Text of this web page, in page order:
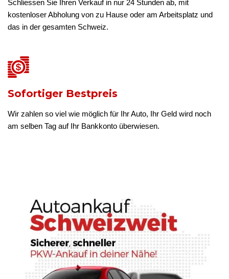
Schliessen Sie Ihren Verkauf in nur 24 Stunden ab, mit
kostenloser Abholung von zu Hause oder am Arbeitsplatz und
das in der gesamten Schweiz.
Sofortiger Bestpreis
Wir zahlen so viel wie möglich für Ihr Auto, Ihr Geld wird noch
am selben Tag auf Ihr Bankkonto überwiesen.